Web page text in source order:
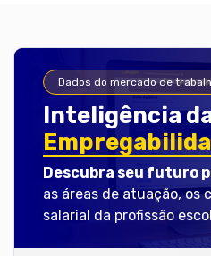
Dados do mercado de
Inteligência
Descubra seu futuro
as áreas de atuação, os
salarial da profissão